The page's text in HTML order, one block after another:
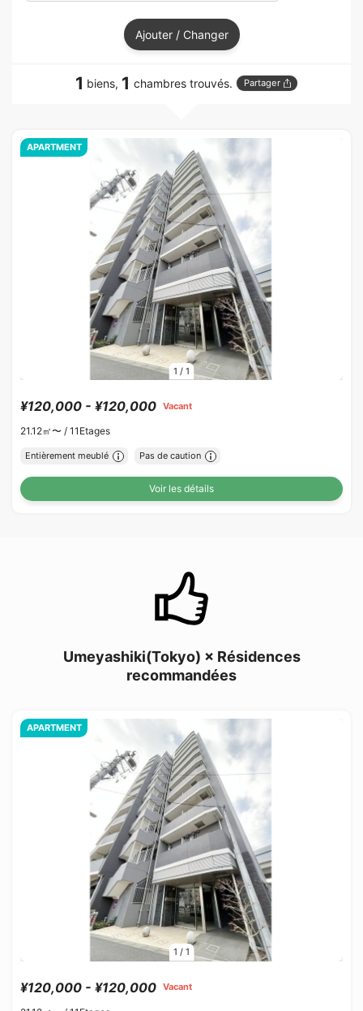
Ajouter / Changer
1 biens, 1 chambres trouvés. Partager
1 / 1
APARTMENT
¥120,000 - ¥120,000 Vacant
21.12㎡〜 / 11Etages
Entièrement meublé Pas de caution
Voir les détails
Umeyashiki(Tokyo) × Résidences
recommandées
1 / 1
APARTMENT
¥120,000 - ¥120,000 Vacant